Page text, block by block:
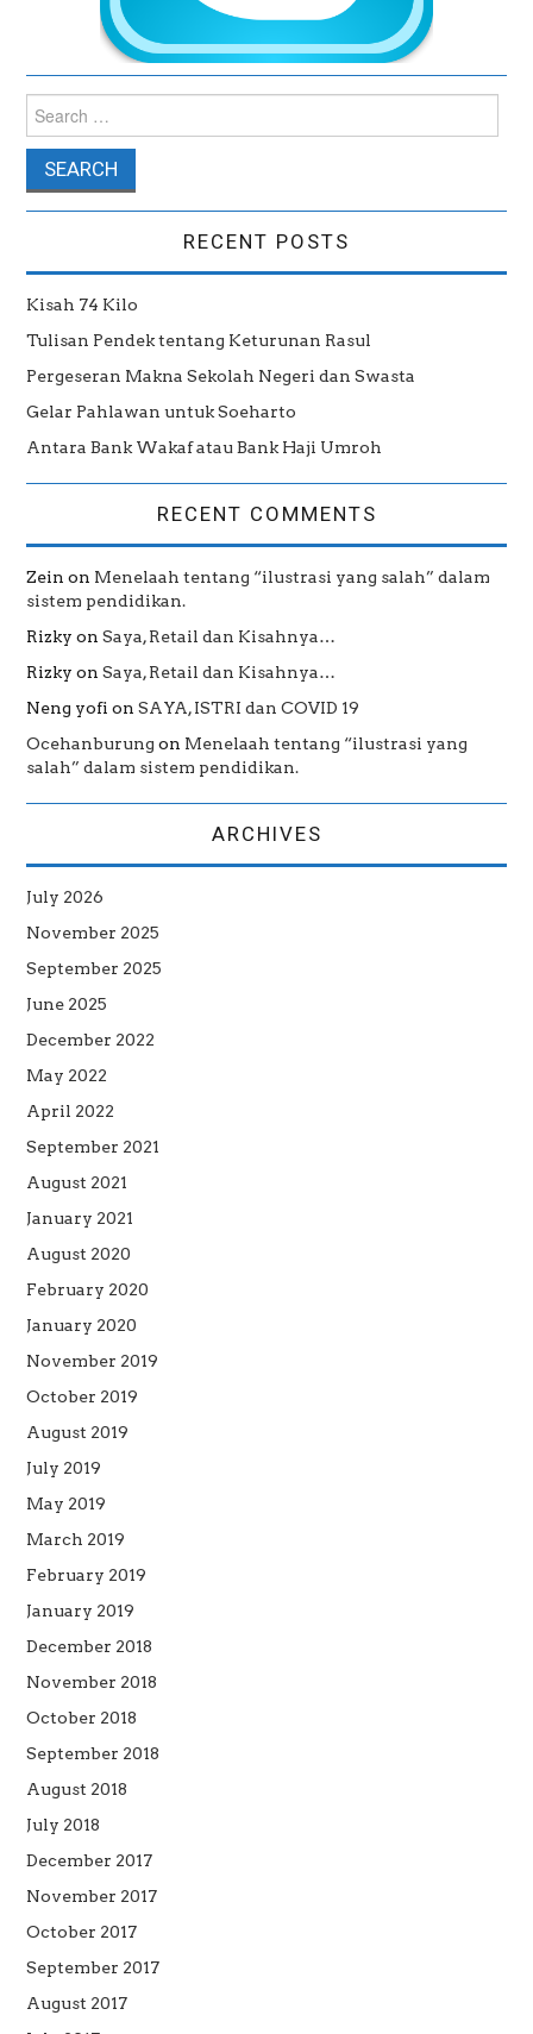
Search for:
RECENT POSTS
Kisah 74 Kilo
Tulisan Pendek tentang Keturunan Rasul
Pergeseran Makna Sekolah Negeri dan Swasta
Gelar Pahlawan untuk Soeharto
Antara Bank Wakaf atau Bank Haji Umroh
RECENT COMMENTS
Zein on Menelaah tentang “ilustrasi yang salah” dalam
sistem pendidikan.
Rizky onSaya, Retail dan Kisahnya…
Rizky onSaya, Retail dan Kisahnya…
Neng yofi onSAYA, ISTRI dan COVID 19
Ocehanburung on Menelaah tentang “ilustrasi yang
salah” dalam sistem pendidikan.
ARCHIVES
July 2026
November 2025
September 2025
June 2025
December 2022
May 2022
April 2022
September 2021
August 2021
January 2021
August 2020
February 2020
January 2020
November 2019
October 2019
August 2019
July 2019
May 2019
March 2019
February 2019
January 2019
December 2018
November 2018
October 2018
September 2018
August 2018
July 2018
December 2017
November 2017
October 2017
September 2017
August 2017